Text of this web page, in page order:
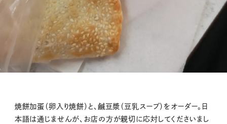
焼餅加蛋（卵入り焼餅）と、鹹豆漿（豆乳スープ）をオーダー。日
本語は通じませんが、お店の方が親切に応対してくださいまし